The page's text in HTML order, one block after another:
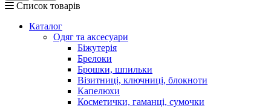
Список товарів
Каталог
Oдяг та аксесуари
Біжутерія
Брелоки
Брошки, шпильки
Візитниці, ключниці, блокноти
Капелюхи
Косметички, гаманці, сумочки